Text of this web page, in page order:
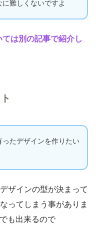
難しくないですよ
は別の記事で紹介し
ったデザインを作りたい
ザインの型が決まって
ってしまう事がありま
も出来るので